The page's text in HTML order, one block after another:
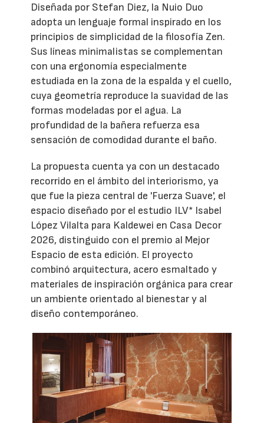
Diseñada por Stefan Diez, la Nuio Duo
adopta un lenguaje formal inspirado en los
principios de simplicidad de la filosofía Zen.
Sus líneas minimalistas se complementan
con una ergonomía especialmente
estudiada en la zona de la espalda y el cuello,
cuya geometría reproduce la suavidad de las
formas modeladas por el agua. La
profundidad de la bañera refuerza esa
sensación de comodidad durante el baño.
La propuesta cuenta ya con un destacado
recorrido en el ámbito del interiorismo, ya
que fue la pieza central de 'Fuerza Suave', el
espacio diseñado por el estudio ILV* Isabel
López Vilalta para Kaldewei en Casa Decor
2026, distinguido con el premio al Mejor
Espacio de esta edición. El proyecto
combinó arquitectura, acero esmaltado y
materiales de inspiración orgánica para crear
un ambiente orientado al bienestar y al
diseño contemporáneo.